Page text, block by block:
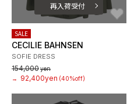
再入荷受付
SALE
CECILIE BAHNSEN
SOFIE DRESS
154,000yen
→
92,400yen (40%off)